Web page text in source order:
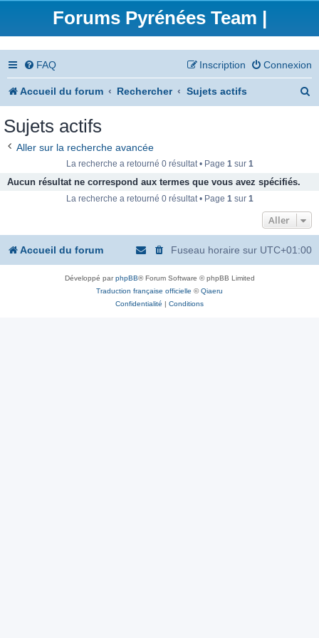
Forums Pyrénées Team |
FAQ Connexion
Inscription
Accueil du forum Rechercher Sujets actifs
e
Sujets actifs
Aller sur la recherche avancée
La recherche a retourné 0 résultat • Page 1sur 1
Aucun résultat ne correspond aux termes que vous avez spécifiés.
La recherche a retourné 0 résultat • Page 1sur 1
Aller
Accueil du forum Fuseau horaire sur UTC+01:00
Développé parphpBB® Forum Software © phpBB Limited
Traduction française officielle ©Qiaeru
Confidentialité | Conditions